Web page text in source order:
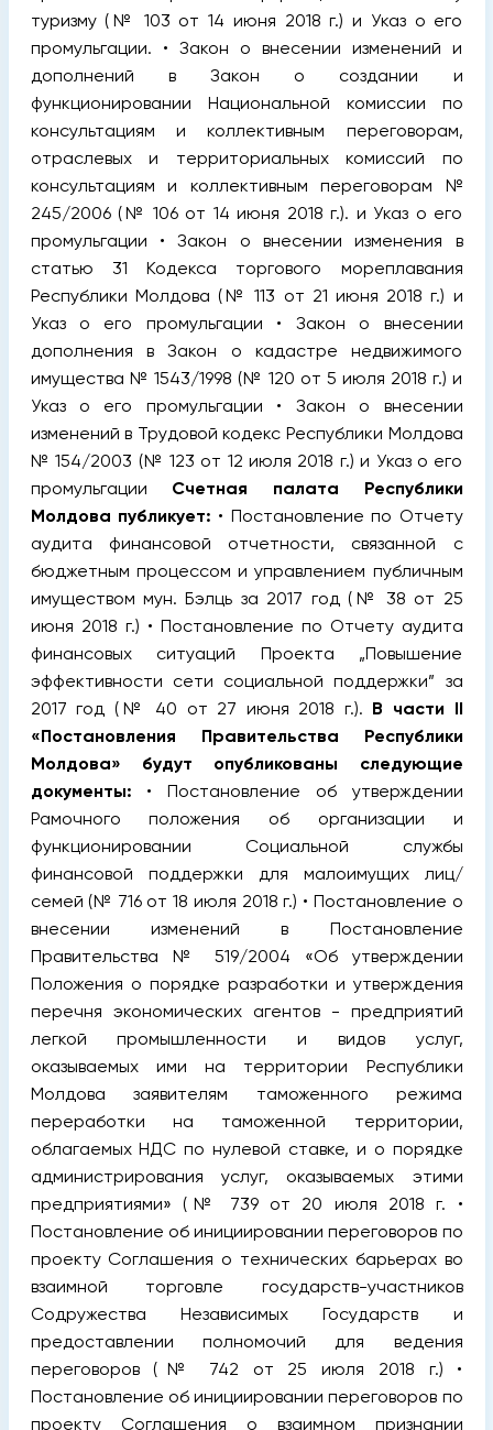
туризму (№ 103 от 14 июня 2018 г.) и Указ о его
промульгации. • Закон o внесении изменений и
дополнений в Закон о создании и
функционировании Национальной комиссии по
консультациям и коллективным переговорам,
отраслевых и территориальных комиссий по
консультациям и коллективным переговорам №
245/2006 (№ 106 от 14 июня 2018 г.). и Указ о его
промульгации • Закон о внесении изменения в
статью 31 Кодекса торгового мореплавания
Республики Молдова (№ 113 от 21 июня 2018 г.) и
Указ о его промульгации • Закон о внесении
дополнения в Закон о кадастре недвижимого
имущества № 1543/1998 (№ 120 от 5 июля 2018 г.) и
Указ о его промульгации • Закон о внесении
изменений в Трудовой кодекс Республики Молдова
№ 154/2003 (№ 123 от 12 июля 2018 г.) и Указ о его
промульгации Счетная палата Республики
Молдова публикует: • Постановление по Отчету
аудита финансовой отчетности, связанной с
бюджетным процессом и управлением публичным
имуществом мун. Бэлць за 2017 год (№ 38 от 25
июня 2018 г.) • Постановление по Отчету аудита
финансовых ситуаций Проекта „Повышение
эффективности сети социальной поддержки” за
2017 год (№ 40 от 27 июня 2018 г.). В части II
«Постановления Правительства Республики
Молдова» будут опубликованы следующие
документы: • Постановление об утверждении
Рамочного положения об организации и
функционировании Социальной службы
финансовой поддержки для малоимущих лиц/
семей (№ 716 от 18 июля 2018 г.) • Постановление о
внесении изменений в Постановление
Правительства № 519/2004 «Об утверждении
Положения о порядке разработки и утверждения
перечня экономических агентов - предприятий
легкой промышленности и видов услуг,
оказываемых ими на территории Республики
Молдова заявителям таможенного режима
переработки на таможенной территории,
облагаемых НДС по нулевой ставке, и о порядке
администрирования услуг, оказываемых этими
предприятиями» (№ 739 от 20 июля 2018 г. •
Постановление об инициировании переговоров по
проекту Соглашения о технических барьерах во
взаимной торговле государств-участников
Содружества Независимых Государств и
предоставлении полномочий для ведения
переговоров (№ 742 от 25 июля 2018 г.) •
Постановление об инициировании переговоров по
проекту Соглашения о взаимном признании